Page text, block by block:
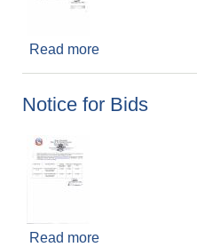
Read more
Notice for Bids
Read more